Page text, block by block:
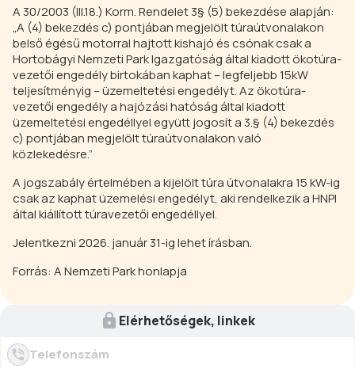
A 30/2003 (III.18.) Korm. Rendelet 3§ (5) bekezdése alapján:
„A (4) bekezdés c) pontjában megjelölt túraútvonalakon
belső égésű motorral hajtott kishajó és csónak csak a
Hortobágyi Nemzeti Park Igazgatóság által kiadott ökotúra-
vezetői engedély birtokában kaphat – legfeljebb 15kW
teljesítményig – üzemeltetési engedélyt. Az ökotúra-
vezetői engedély a hajózási hatóság által kiadott
üzemeltetési engedéllyel együtt jogosít a 3.§ (4) bekezdés
c) pontjában megjelölt túraútvonalakon való
közlekedésre.”
A jogszabály értelmében a kijelölt túra útvonalakra 15 kW-ig
csak az kaphat üzemelési engedélyt, aki rendelkezik a HNPI
által kiállított túravezetői engedéllyel.
Jelentkezni 2026. január 31-ig lehet írásban.
Forrás: A Nemzeti Park honlapja
Elérhetőségek, linkek
Telefonszám